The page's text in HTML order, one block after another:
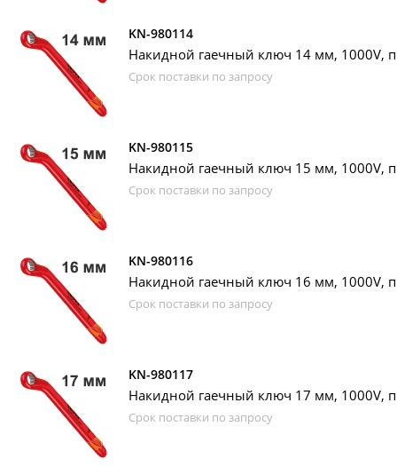
KN-980114
Накидной гаечный ключ 14 мм, 1000V,
Срок поставки по запросу
KN-980115
Накидной гаечный ключ 15 мм, 1000V,
Срок поставки по запросу
KN-980116
Накидной гаечный ключ 16 мм, 1000V,
Срок поставки по запросу
KN-980117
Накидной гаечный ключ 17 мм, 1000V,
Срок поставки по запросу